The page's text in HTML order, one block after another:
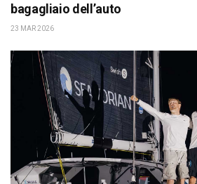
bagagliaio dell’auto
23 MAR 2026